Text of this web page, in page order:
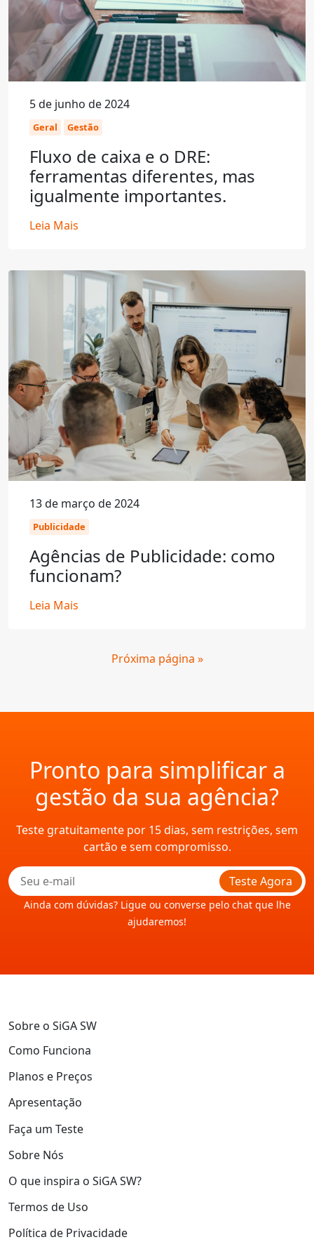
5 de junho de 2024
Geral Gestão
Fluxo de caixa e o DRE:
ferramentas diferentes, mas
igualmente importantes.
Leia Mais
13 de março de 2024
Publicidade
Agências de Publicidade: como
funcionam?
Leia Mais
Próxima página »
Pronto para simplificar a
gestão da sua agência?
Teste gratuitamente por 15 dias, sem restrições, sem
cartão e sem compromisso.
Teste Agora
Ainda com dúvidas? Ligue ou converse pelo chat que lhe
ajudaremos!
Sobre o SiGA SW
Como Funciona
Planos e Preços
Apresentação
Faça um Teste
Sobre Nós
O que inspira o SiGA SW?
Termos de Uso
Política de Privacidade